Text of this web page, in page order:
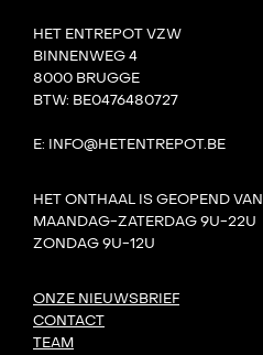
HET ENTREPOT VZW
BINNENWEG 4
8000 BRUGGE
BTW: BE0476480727
E: INFO@HETENTREPOT.BE
HET ONTHAAL IS GEOPEND VAN
MAANDAG-ZATERDAG 9U-22U
ZONDAG 9U-12U
ONZE NIEUWSBRIEF
CONTACT
TEAM